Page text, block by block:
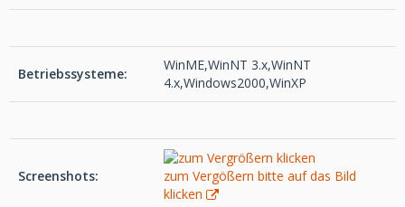
Betriebssysteme:
WinME,WinNT 3.x,WinNT
4.x,Windows2000,WinXP
Screenshots:
zum Vergößern bitte auf das Bild
klicken